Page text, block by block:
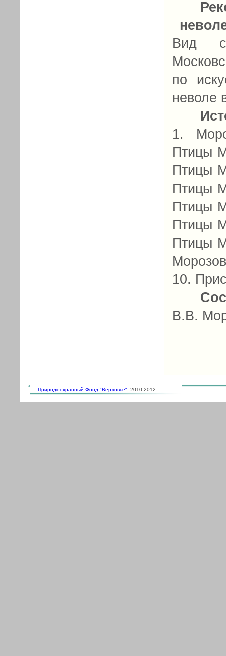
Вид
по
неволе
1.
Птицы
Птицы
Птицы
Птицы
Птицы
Птицы
10.
В.В.
Природоохранный Фонд "Верховье" , 2010-2012